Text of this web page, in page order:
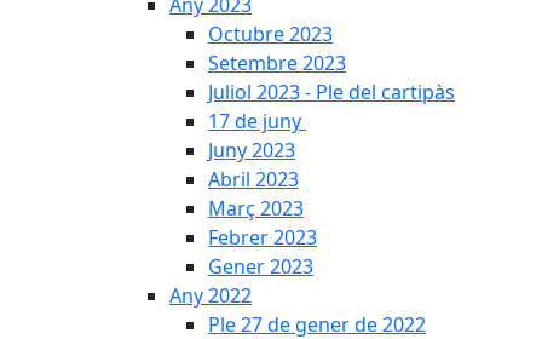
Octubre 2023
Setembre 2023
Juliol 2023 - Ple del cartipàs
17 de juny
Juny 2023
Abril 2023
Març 2023
Febrer 2023
Gener 2023
Any 2022
Ple 27 de gener de 2022